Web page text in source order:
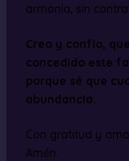
armonía, sin
Creo y confío,
concedido este
porque sé que
abundancia.
Con gratitud y
Amén.